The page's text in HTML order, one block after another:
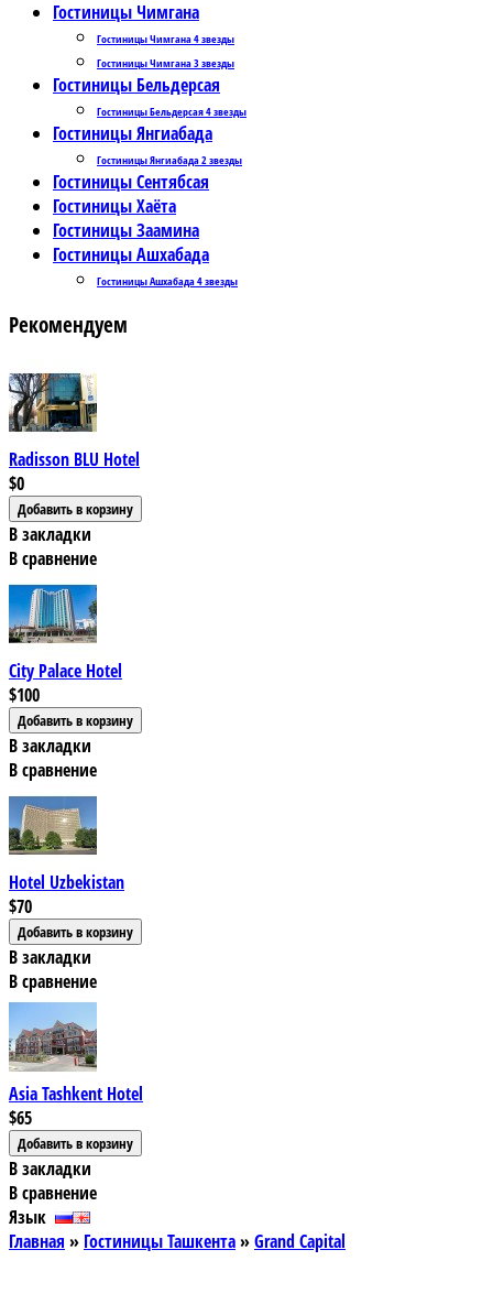
Гостиницы Чимгана
Гостиницы Чимгана 4 звезды
Гостиницы Чимгана 3 звезды
Гостиницы Бельдерсая
Гостиницы Бельдерсая 4 звезды
Гостиницы Янгиабада
Гостиницы Янгиабада 2 звезды
Гостиницы Сентябсая
Гостиницы Хаёта
Гостиницы Заамина
Гостиницы Ашхабада
Гостиницы Ашхабада 4 звезды
Рекомендуем
Radisson BLU Hotel
$0
В закладки
В сравнение
City Palace Hotel
$100
В закладки
В сравнение
Hotel Uzbekistan
$70
В закладки
В сравнение
Asia Tashkent Hotel
$65
В закладки
В сравнение
Язык
Главная » Гостиницы Ташкента»Grand Capital